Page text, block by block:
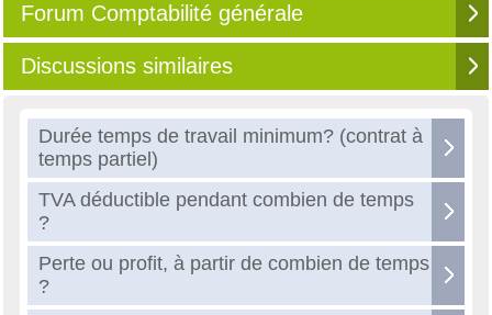
Forum Comptabilité générale
Discussions similaires
Durée temps de travail minimum? (contrat à
temps partiel)
TVA déductible pendant combien de temps
?
Perte ou profit, à partir de combien de temps
?